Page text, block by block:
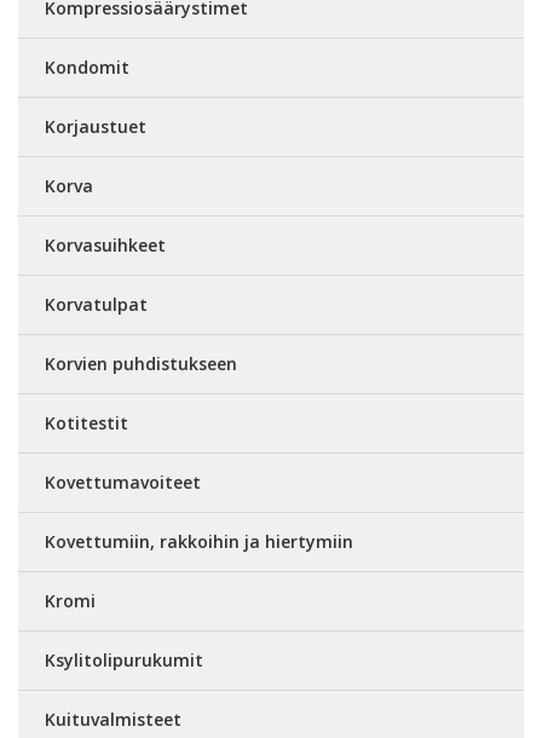
Kompressiosäärystimet
Kondomit
Korjaustuet
Korva
Korvasuihkeet
Korvatulpat
Korvien puhdistukseen
Kotitestit
Kovettumavoiteet
Kovettumiin, rakkoihin ja hiertymiin
Kromi
Ksylitolipurukumit
Kuituvalmisteet